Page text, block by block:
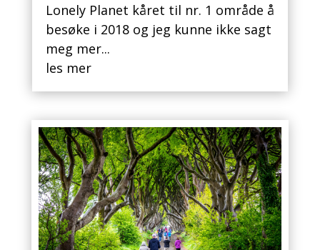
Lonely Planet kåret til nr. 1 område å
besøke i 2018 og jeg kunne ikke sagt
meg mer...
les mer